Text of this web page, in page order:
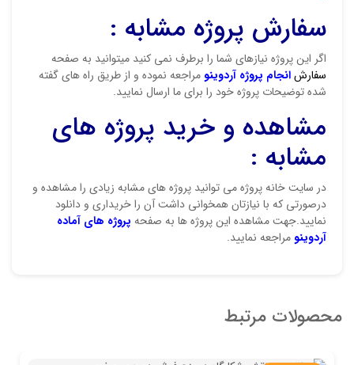
سفارش پروژه مشابه :
اگر این پروژه نیازهای شما را برطرف نمی کنید میتوانید به صفحه
سفارشانجام پروژه آردوینو مراجعه نموده و از طریق راه های گفته
شده توضیحات پروژه خود را برای ما ارسال نمایید.
مشاهده و خرید پروژه های
مشابه :
در سایت خانه پروژه می توانید پروژه های مشابه زیادی را مشاهده و
درصورتی که با نیازتان همخوانی داشت آن را خریداری و دانلود
نمایید.جهت مشاهده این پروژه ها به صفحه پروژه های آماده
آردوینو مراجعه نمایید.
محصولات مرتبط